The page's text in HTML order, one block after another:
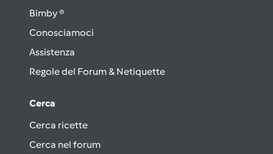
Bimby ®
Conosciamoci
Assistenza
Regole del Forum & Netiquette
Cerca
Cerca ricette
Cerca nel forum